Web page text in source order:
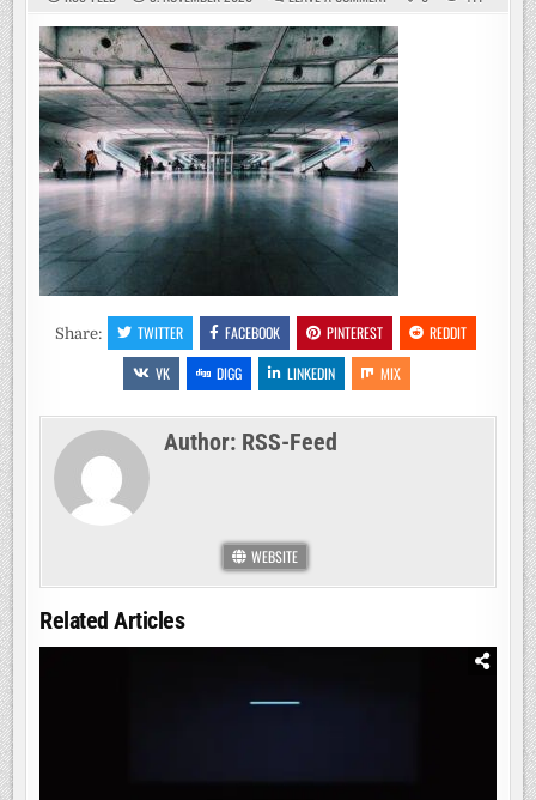
ALEXANDER-
WENDE-
7AQ2C05NAI4-
UNSPLASH
Share: TWITTER FACEBOOK PINTEREST
REDDIT
VK
DIGG LINKEDIN MIX
Author: RSS-Feed
WEBSITE
Related Articles